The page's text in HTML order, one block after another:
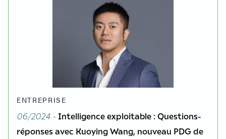
ENTREPRISE
06/2024 - Intelligence exploitable : Questions-
réponses avec Kuoying Wang, nouveau PDG de